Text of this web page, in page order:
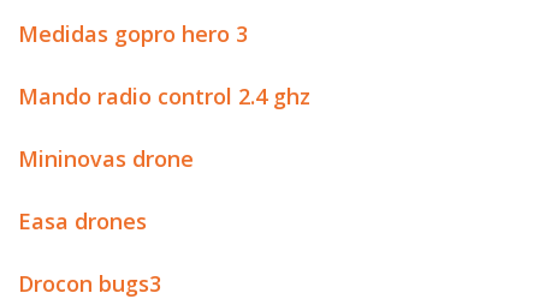
Medidas gopro hero 3
Mando radio control 2.4 ghz
Mininovas drone
Easa drones
Drocon bugs3